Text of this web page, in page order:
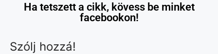
Ha tetszett a cikk, kövess be minket
facebookon!
Szólj hozzá!